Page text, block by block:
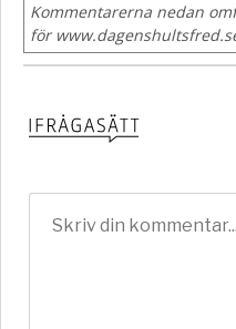
Kommentarerna nedan
för